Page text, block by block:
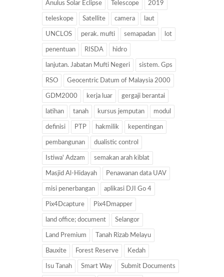
Anulus Solar Eclipse Telescope 2019
teleskope Satellite camera laut
UNCLOS perak. mufti semapadan lot
penentuan RISDA hidro
lanjutan. Jabatan Mufti Negeri sistem. Gps
RSO Geocentric Datum of Malaysia 2000
GDM2000 kerja luar gergaji berantai
latihan tanah kursus jemputan modul
definisi PTP hakmilik kepentingan
pembangunan dualistic control
Istiwa' Adzam semakan arah kiblat
Masjid Al-Hidayah Penawanan data UAV
misi penerbangan aplikasi DJI Go 4
Pix4Dcapture Pix4Dmapper
land office; document Selangor
Land Premium Tanah Rizab Melayu
Bauxite Forest Reserve Kedah
Isu Tanah Smart Way Submit Documents